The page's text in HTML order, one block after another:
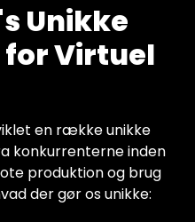
Unikke
Virtuel
en række unikke
konkurrenterne inden
produktion og brug
der gør os unikke: